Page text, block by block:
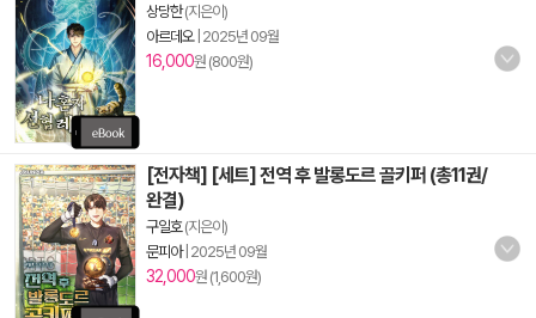
상당한(지은이)
아르데오| 2025년 09월
16,000원 (800원)
[전자책] [세트] 전역 후 발롱도르 골키퍼 (총11권/
완결)
구일호(지은이)
문피아| 2025년 09월
32,000원 (1,600원)